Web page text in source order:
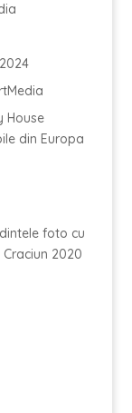
House
din Europa
foto cu
2020